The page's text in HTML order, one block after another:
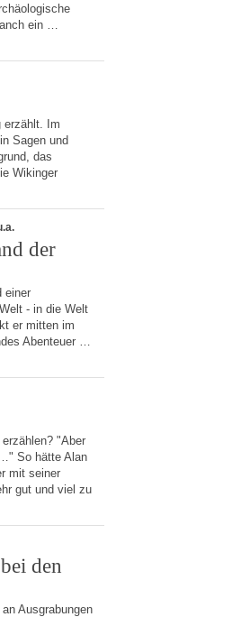
ein …
erzählt. Im
Sagen und
das
Wikinger
der
einer
- in die Welt
er mitten im
Abenteuer …
"Aber
So hätte Alan
mit seiner
gut und viel zu
den
Ausgrabungen